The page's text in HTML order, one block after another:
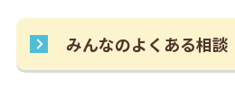
みんなのよくある相談